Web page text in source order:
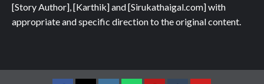
[Story Author], [Karthik] and [Sirukathaigal.com] with
appropriate and specific direction to the original content.